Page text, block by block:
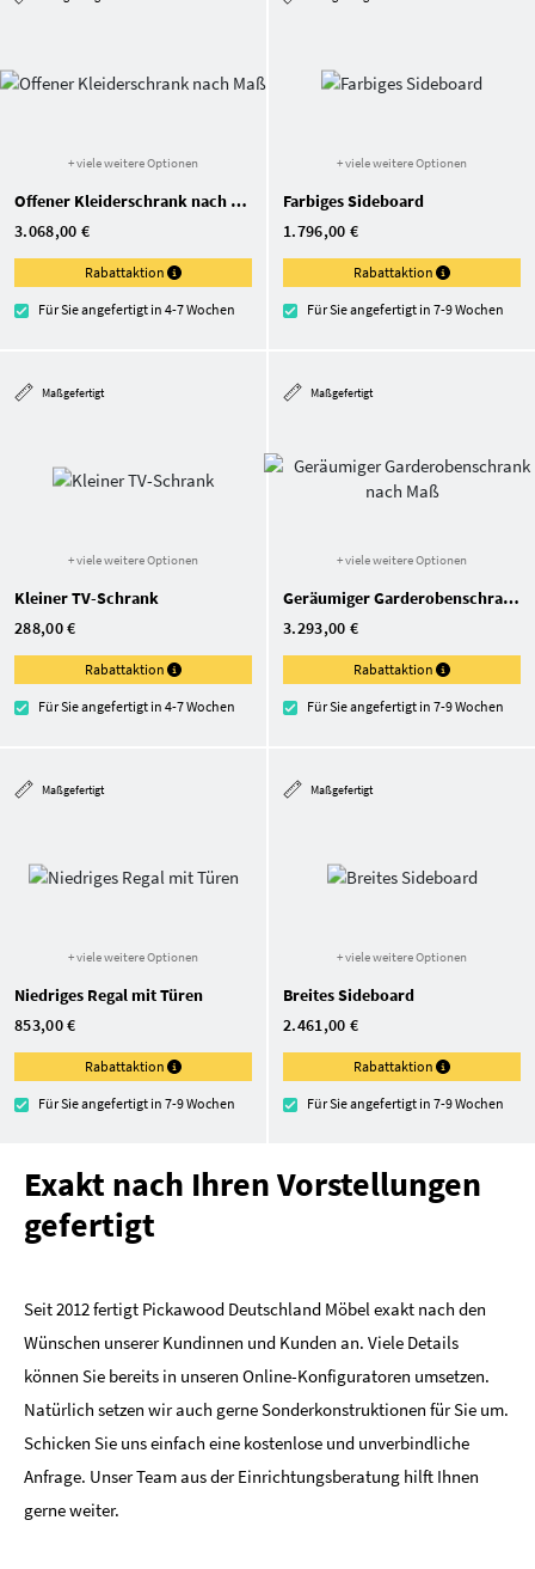
+ viele weitere Optionen
Offener Kleiderschrank nach Maß
3.068,00 €
Rabattaktion
Für Sie angefertigt in 4-7 Wochen
+ viele weitere Optionen
Farbiges Sideboard
1.796,00 €
Rabattaktion
Für Sie angefertigt in 7-9 Wochen
Maßgefertigt
+ viele weitere Optionen
Kleiner TV-Schrank
288,00 €
Rabattaktion
Für Sie angefertigt in 4-7 Wochen
Maßgefertigt
+ viele weitere Optionen
Geräumiger Garderoben­schrank nach Maß
3.293,00 €
Rabattaktion
Für Sie angefertigt in 7-9 Wochen
Maßgefertigt
+ viele weitere Optionen
Niedriges Regal mit Türen
853,00 €
Rabattaktion
Für Sie angefertigt in 7-9 Wochen
Maßgefertigt
+ viele weitere Optionen
Breites Sideboard
2.461,00 €
Rabattaktion
Für Sie angefertigt in 7-9 Wochen
Exakt nach Ihren Vorstellungen
gefertigt
Seit 2012 fertigt Pickawood Deutschland Möbel exakt nach den
Wünschen unserer Kundinnen und Kunden an. Viele Details
können Sie bereits in unseren Online-Konfiguratoren umsetzen.
Natürlich setzen wir auch gerne Sonderkonstruktionen für Sie um.
Schicken Sie uns einfach eine kostenlose und unverbindliche
Anfrage. Unser Team aus der Einrichtungsberatung hilft Ihnen
gerne weiter.